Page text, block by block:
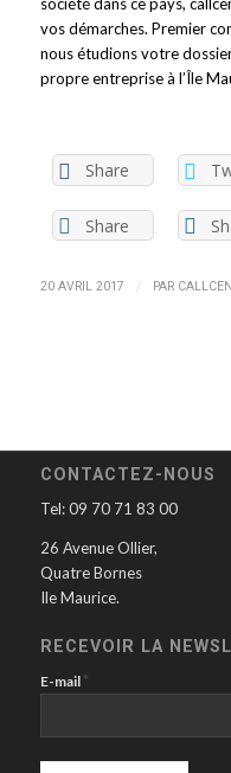
vos démarches. Premier
nous étudions votre
propre entreprise à l’Île
Share
Share
20 AVRIL 2017 / PAR
CONTACTEZ-NOUS
Tel: 09 70 71 83 00
26 Avenue Ollier,
Quatre Bornes
Ile Maurice.
RECEVOIR LA
E-mail *